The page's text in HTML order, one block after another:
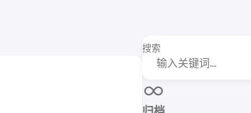
搜索